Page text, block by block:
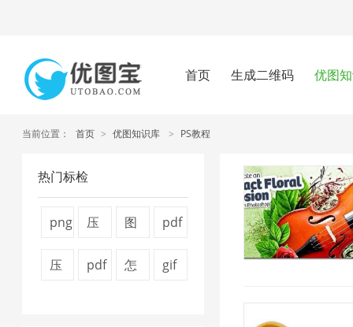
首页 生成二维码 优图
当前位置： 首页 > 优图知识库 > PS教程
热门标检
png
压
图
pdf
压
pdf
怎
gif